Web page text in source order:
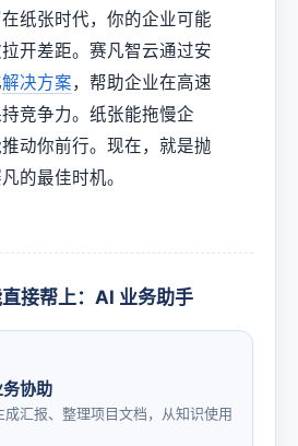
纸张时代，你的企业可能
开差距。赛凡智云通过安
解决方案，帮助企业在高速
竞争力。纸张能拖慢企
动你前行。现在，就是抛
的最佳时机。
接帮上：AI 业务助手
务协助
成汇报、整理项目文档，从知识使用